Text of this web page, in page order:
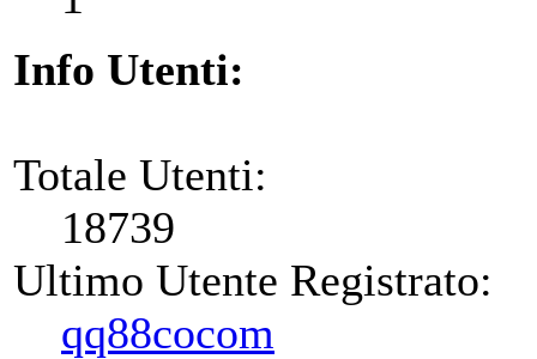
Info Utenti:
Totale Utenti:
18739
Ultimo Utente Registrato:
qq88cocom